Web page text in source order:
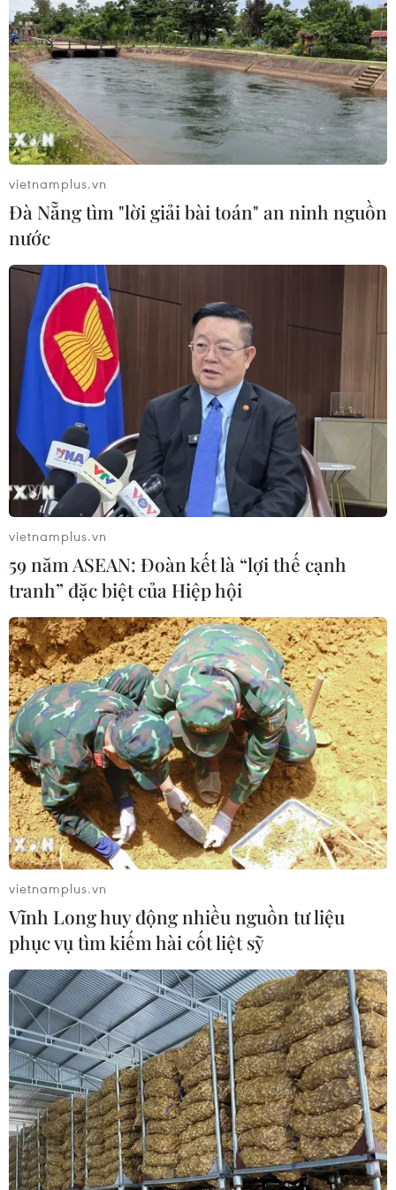
Nam"
26/04/2026 08:49
Phù hoa từ mảnh vụn:
Chuyện về ngôi chùa "tái chế" độc
nhất Việt Nam
21/04/2026 04:29
Cần Thơ: Xác lập kỷ lục Bản đồ Việt
Nam làm từ xôi nước cốt dừa lớn
nhất
14/04/2026 08:55
Cảnh báo rủi ro từ trào lưu sử dụng
dầu ăn thay dầu diesel tại CH Czech
08/04/2026 01:47
Bức họa Ấn Độ lập kỷ lục đấu giá gần
18 triệu USD
02/04/2026 14:26
Phát hiện cá voi nhà táng biết "đỡ đẻ"
cho đồng loại
28/03/2026 01:20
Nam Phi lần đầu thực hiện thủ thuật
đổi màu mắt vĩnh viễn
24/03/2026 06:38
Cho kẹo dẻo vào tủ đông: Trào lưu
ăn vặt thú vị của giới trẻ Hàn Quốc
Johatsu: Chuyện về những người
"mất tích tự nguyện" tại Nhật Bản
10/03/2026 04:44
Chuyện hi hữu tại Nhật Bản: 6 học
sinh nhập viện sau khi ăn pizza
17/02/2026 11:46
vietnamplus.vn
Đà Nẵng tìm "lời giải bài toán" an ninh nguồn
nước
vietnamplus.vn
59 năm ASEAN: Đoàn kết là “lợi thế cạnh
tranh” đặc biệt của Hiệp hội
vietnamplus.vn
Vĩnh Long huy động nhiều nguồn tư liệu
phục vụ tìm kiếm hài cốt liệt sỹ